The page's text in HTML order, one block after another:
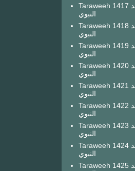
Taraweeh 1417 صلاة التراويح من المسجد
النبوي
Taraweeh 1418 صلاة التراويح من المسجد
النبوي
Taraweeh 1419 صلاة التراويح من المسجد
النبوي
Taraweeh 1420 صلاة التراويح من المسجد
النبوي
Taraweeh 1421 صلاة التراويح من المسجد
النبوي
Taraweeh 1422 صلاة التراويح من المسجد
النبوي
Taraweeh 1423 صلاة التراويح من المسجد
النبوي
Taraweeh 1424 صلاة التراويح من المسجد
النبوي
Taraweeh 1425 صلاة التراويح من المسجد